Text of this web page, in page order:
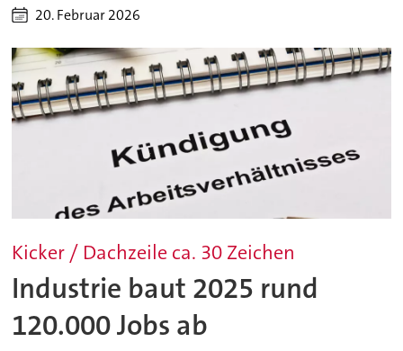
20. Februar 2026
Kicker / Dachzeile ca. 30 Zeichen
Industrie baut 2025 rund
120.000 Jobs ab